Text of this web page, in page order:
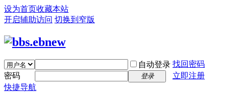
设为首页收藏本站
开启辅助访问 切换到窄版
自动登录 找回密码
密码
登录
立即注册
快捷导航